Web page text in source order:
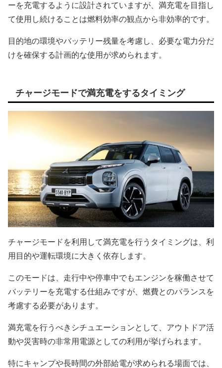
ーを充電するように設計されていますが、満充電を目指し
て使用し続けることは燃料効率の観点から非効率的です。
目的地の環境やバッテリー残量を考慮し、必要な電力分だ
けを確保する計画的な使用が求められます。
チャージモードで満充電をするタイミング
チャージモードを利用して満充電を行うタイミングは、利
用目的や運転環境に大きく依存します。
このモードは、走行中や停車中でもエンジンを稼働させて
バッテリーを充電する仕組みですが、燃費とのバランスを
考慮する必要があります。
満充電を行うべきシチュエーションとして、アウトドア活
動や災害時の非常用電源としての利用が挙げられます。
特にキャンプや長時間の外部給電が求められる場面では、